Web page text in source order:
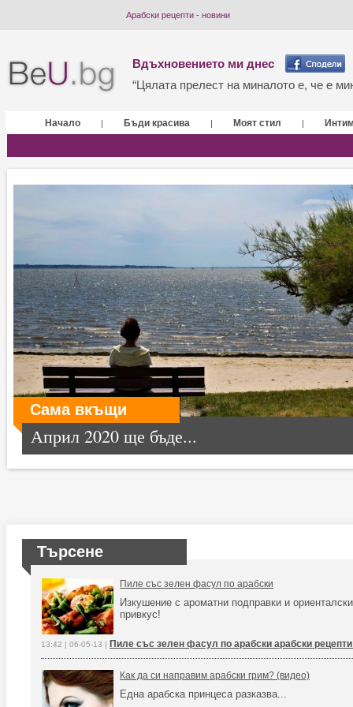
Арабски рецепти - новини
Вдъхновението ми днес
“Цялата прелест на миналото е, че е
Начало | Бъди красива | Моят стил |
Сама вкъщи
Април 2020 ще бъде...
Търсене
Пиле със зелен фасул по арабски
Изкушение с ароматни подправки и ориенталски
привкус!
13:42 | 06-05-13 | Пиле със зелен фасул по арабски арабски
Как да си направим арабски грим? (видео)
Една арабска принцеса разказва...